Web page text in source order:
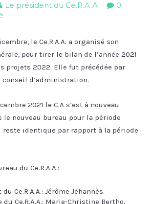
Le président du Ce.R.A.A.
0
le Ce.R.A.A. a organisé son
pour tirer le bilan de l’année 2021
projets 2022. Elle fut précédée par
conseil d’administration.
2021 le C.A s’est à nouveau
le nouveau bureau pour la période
reste identique par rapport à la période
du Ce.R.A.A.:
Ce.R.A.A.: Jérôme Jéhannès.
du Ce.R.A.A.: Marie-Christine Bertho.